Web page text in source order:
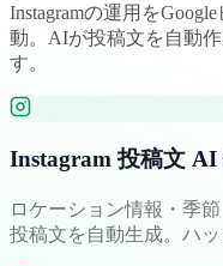
Instagramの運用を
動。AIが投稿文を自動
す。
Instagram 投稿文 AI
ロケーション情報・季
投稿文を自動生成。ハ